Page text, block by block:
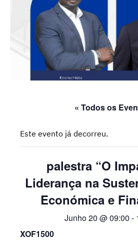
« Todos os
Este evento já decorreu.
palestra “O
Liderança na
Económica e
Junho 20 @ 09:00 -
XOF1500